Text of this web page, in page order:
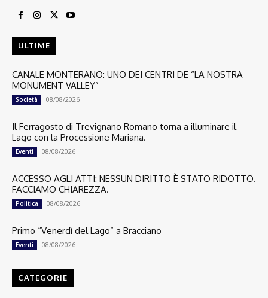
ULTIME
CANALE MONTERANO: UNO DEI CENTRI DE “LA NOSTRA
MONUMENT VALLEY”
Società 08/08/2026
Il Ferragosto di Trevignano Romano torna a illuminare il
Lago con la Processione Mariana.
Eventi 08/08/2026
ACCESSO AGLI ATTI: NESSUN DIRITTO È STATO RIDOTTO.
FACCIAMO CHIAREZZA.
Politica 08/08/2026
Primo “Venerdì del Lago” a Bracciano
Eventi 08/08/2026
CATEGORIE